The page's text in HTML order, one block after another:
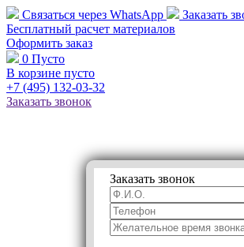
Связаться через WhatsApp
Заказать
Бесплатный расчет материалов
Оформить заказ
0 Пусто
В корзине пусто
+7 (495) 132-03-32
Заказать звонок
Заказать звонок